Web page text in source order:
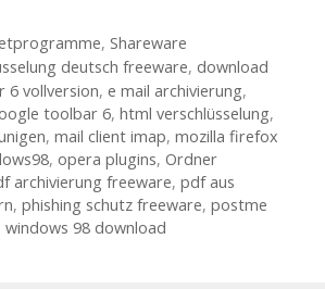
, Shareware
deutsch freeware, download
6 vollversion, e mail archivierung,
toolbar 6, html verschlüsselung,
, mail client imap, mozilla firefox
, opera plugins, Ordner
archivierung freeware, pdf aus
, phishing schutz freeware, postme
windows 98 download